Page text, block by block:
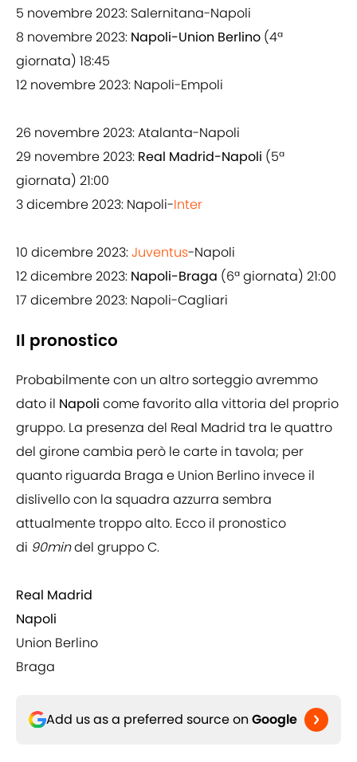
5 novembre 2023: Salernitana-Napoli
8 novembre 2023: Napoli-Union Berlino (4ª
giornata) 18:45
12 novembre 2023: Napoli-Empoli
26 novembre 2023: Atalanta-Napoli
29 novembre 2023: Real Madrid-Napoli (5ª
giornata) 21:00
3 dicembre 2023: Napoli-Inter
10 dicembre 2023:Juventus-Napoli
12 dicembre 2023: Napoli-Braga (6ª giornata) 21:00
17 dicembre 2023: Napoli-Cagliari
Il pronostico
Probabilmente con un altro sorteggio avremmo
dato il Napoli come favorito alla vittoria del proprio
gruppo. La presenza del Real Madrid tra le quattro
del girone cambia però le carte in tavola; per
quanto riguarda Braga e Union Berlino invece il
dislivello con la squadra azzurra sembra
attualmente troppo alto. Ecco il pronostico
di 90mindel gruppo C.
Real Madrid
Napoli
Union Berlino
Braga
Add us as a preferred source on Google